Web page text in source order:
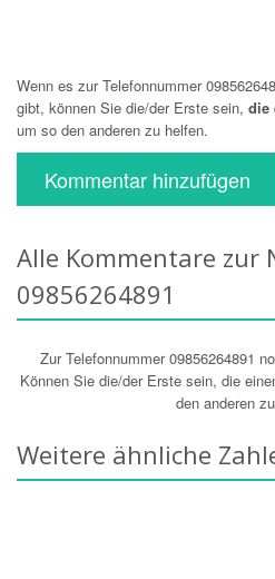
Wenn es zur Telefonnummer
gibt, können Sie die/der Erste sein, die
um so den anderen zu helfen.
Kommentar hinzufügen
Alle Kommentare zur
09856264891
Zur Telefonnummer 09856264891
Können Sie die/der Erste sein, die
den anderen
Weitere ähnliche